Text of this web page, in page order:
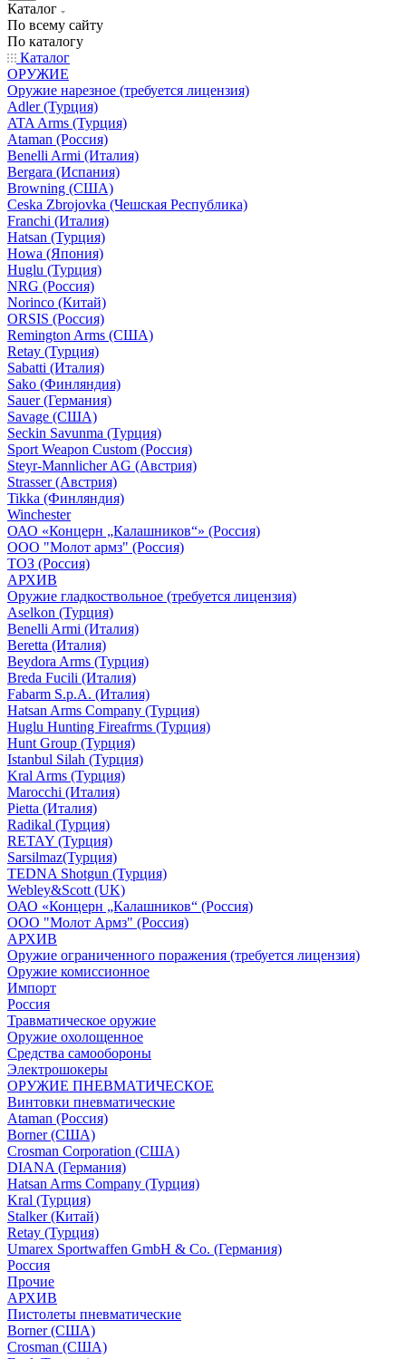
Каталог
По всему сайту
По каталогу
Каталог
ОРУЖИЕ
Оружие нарезное (требуется лицензия)
Adler (Турция)
ATA Arms (Турция)
Ataman (Россия)
Benelli Armi (Италия)
Bergara (Испания)
Browning (США)
Ceska Zbrojovka (Чешская Республика)
Franchi (Италия)
Hatsan (Турция)
Howa (Япония)
Huglu (Турция)
NRG (Россия)
Norinco (Китай)
ORSIS (Россия)
Remington Arms (США)
Retay (Турция)
Sabatti (Италия)
Sako (Финляндия)
Sauer (Германия)
Savage (США)
Seckin Savunma (Турция)
Sport Weapon Custom (Россия)
Steyr-Mannlicher AG (Австрия)
Strasser (Австрия)
Tikka (Финляндия)
Winchester
ОАО «Концерн „Калашников“» (Россия)
ООО "Молот армз" (Россия)
ТОЗ (Россия)
АРХИВ
Оружие гладкоствольное (требуется лицензия)
Aselkon (Турция)
Benelli Armi (Италия)
Beretta (Италия)
Beydora Arms (Турция)
Breda Fucili (Италия)
Fabarm S.p.A. (Италия)
Hatsan Arms Company (Турция)
Huglu Hunting Fireafrms (Турция)
Hunt Group (Турция)
Istanbul Silah (Турция)
Kral Arms (Турция)
Marocchi (Италия)
Pietta (Италия)
Radikal (Турция)
RETAY (Турция)
Sarsilmaz(Турция)
TEDNA Shotgun (Турция)
Webley&Scott (UK)
ОАО «Концерн „Калашников“ (Россия)
ООО "Молот Армз" (Россия)
АРХИВ
Оружие ограниченного поражения (требуется лицензия)
Оружие комиссионное
Импорт
Россия
Травматическое оружие
Оружие охолощенное
Средства самообороны
Электрошокеры
ОРУЖИЕ ПНЕВМАТИЧЕСКОЕ
Винтовки пневматические
Ataman (Россия)
Borner (США)
Crosman Corporation (США)
DIANA (Германия)
Hatsan Arms Company (Турция)
Kral (Турция)
Stalker (Китай)
Retay (Турция)
Umarex Sportwaffen GmbH & Co. (Германия)
Россия
Прочие
АРХИВ
Пистолеты пневматические
Borner (США)
Crosman (США)